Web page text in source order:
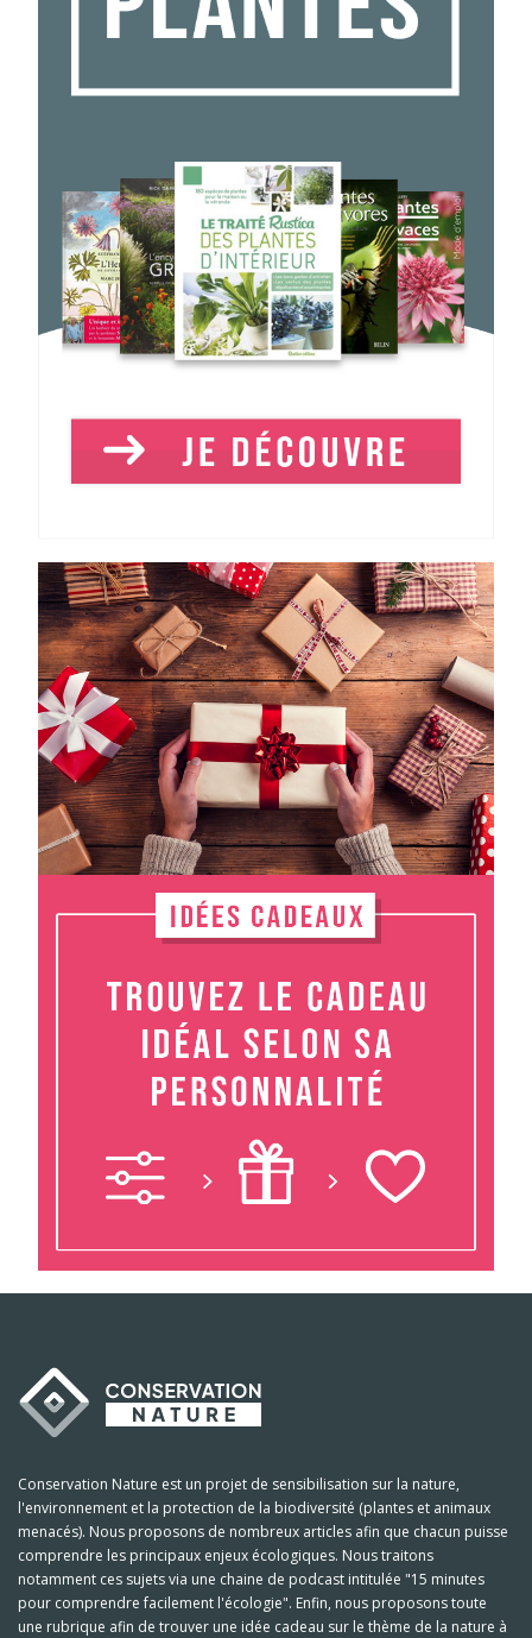
Conservation Nature est un projet de sensibilisation sur la nature,
l'environnement et la protection de la biodiversité (plantes et animaux
menacés). Nous proposons de nombreux articles afin que chacun puisse
comprendre les principaux enjeux écologiques. Nous traitons
notamment ces sujets via une chaine de podcast intitulée "15 minutes
pour comprendre facilement l'écologie". Enfin, nous proposons toute
une rubrique afin de trouver une idée cadeau sur le thème de la nature à